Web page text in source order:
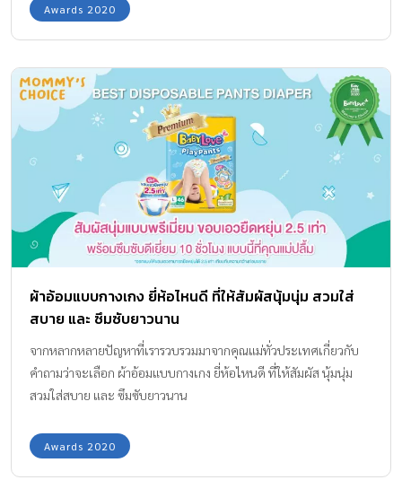
Awards 2020
ผ้าอ้อมแบบกางเกง ยี่ห้อไหนดี ที่ให้สัมผัสนุ้มนุ่ม สวมใส่
สบาย และ ซึมซับยาวนาน
จากหลากหลายปัญหาที่เรารวบรวมมาจากคุณแม่ทั่วประเทศเกี่ยวกับ
คำถามว่าจะเลือก ผ้าอ้อมแบบกางเกง ยี่ห้อไหนดี ที่ให้สัมผัส นุ้มนุ่ม
สวมใส่สบาย และ ซึมซับยาวนาน
Awards 2020